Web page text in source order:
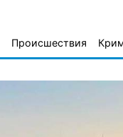
Происшествия